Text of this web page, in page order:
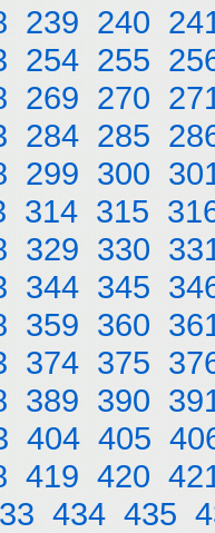
239 240
254 255
269 270
284 285
299 300
314 315
329 330
344 345
359 360
374 375
389 390
404 405
419 420
434 435